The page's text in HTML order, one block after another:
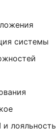
системы
лояльность